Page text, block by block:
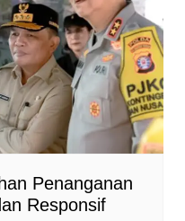
Penanganan
Responsif